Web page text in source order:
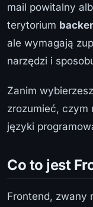
mail powitalny
terytorium
ale wymagają
narzędzi i
Zanim
zrozumieć, czym
języki
Co to jest
Frontend, zwany